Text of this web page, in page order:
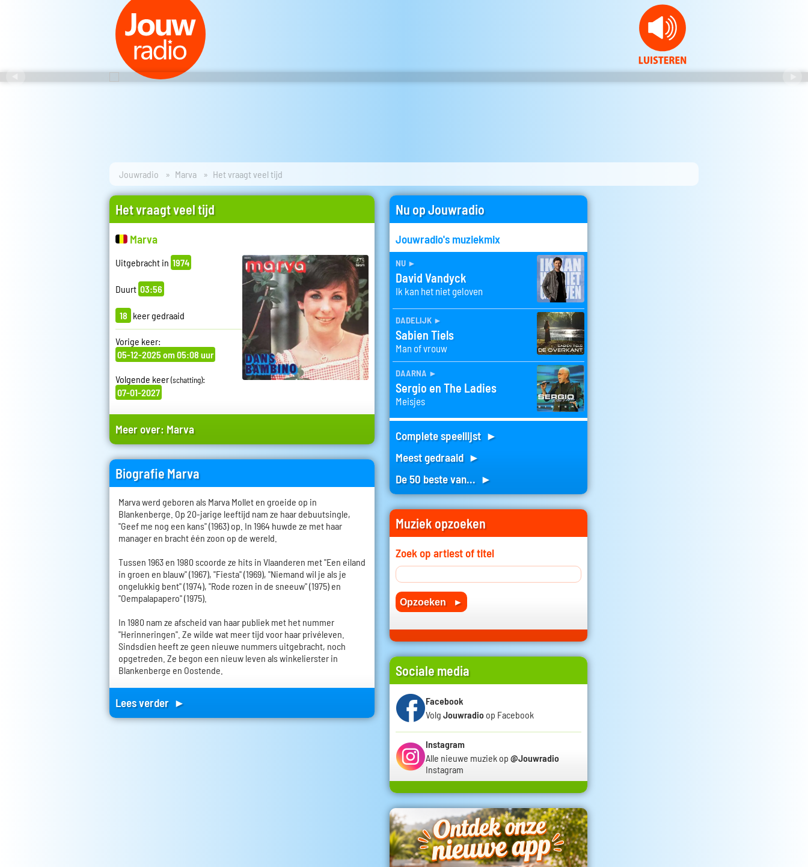
Jouwradio Marva Het vraagt veel tijd
Het vraagt veel tijd
Marva
Uitgebracht in 1974
Duurt 03:56
18 keer gedraaid
Vorige keer:
05-12-2025 om 05:08 uur
Volgende keer(schatting):
07-01-2027
Meer over: Marva
Biografie Marva
Marva werd geboren als Marva Mollet en groeide op in
Blankenberge. Op 20-jarige leeftijd nam ze haar debuutsingle,
"Geef me nog een kans" (1963) op. In 1964 huwde ze met haar
manager en bracht één zoon op de wereld.
Tussen 1963 en 1980 scoorde ze hits in Vlaanderen met "Een eiland
in groen en blauw" (1967), "Fiesta" (1969), "Niemand wil je als je
ongelukkig bent" (1974), "Rode rozen in de sneeuw" (1975) en
"Oempalapapero" (1975).
In 1980 nam ze afscheid van haar publiek met het nummer
"Herinneringen". Ze wilde wat meer tijd voor haar privéleven.
Sindsdien heeft ze geen nieuwe nummers uitgebracht, noch
opgetreden. Ze begon een nieuw leven als winkelierster in
Blankenberge en Oostende.
Lees verder ►
Nu op Jouwradio
Jouwradio's muziekmix
nu ►
David Vandyck
Ik kan het niet geloven
dadelijk ►
Sabien Tiels
Man of vrouw
daarna ►
Sergio en The Ladies
Meisjes
Complete speellijst ►
Meest gedraaid ►
De 50 beste van... ►
Muziek opzoeken
Zoek op artiest of titel
Sociale media
Facebook
Volg Jouwradio op Facebook
Instagram
Alle nieuwe muziek op @Jouwradio
Instagram